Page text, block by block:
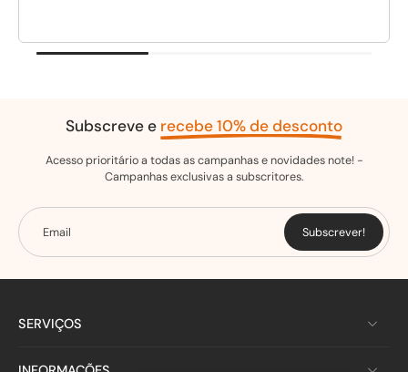
Subscreve e recebe 10% de desconto
Acesso prioritário a todas as campanhas e novidades note! -
Campanhas exclusivas a subscritores.
Email Subscrever!
SERVIÇOS